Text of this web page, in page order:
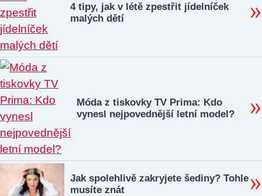
4 tipy, jak v létě zpestřit jídelníček
malých dětí
Móda z tiskovky TV Prima: Kdo
vynesl nejpovednější letní model?
Jak spolehlivě zakryjete šediny? Tohle
musíte znát